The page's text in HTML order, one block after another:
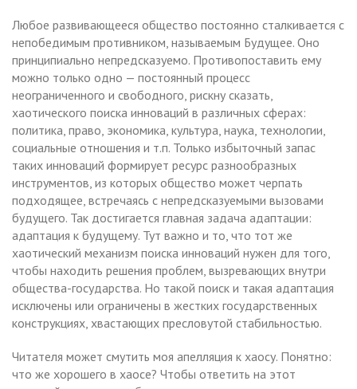
Любое развивающееся общество постоянно сталкивается с
непобедимым противником, называемым Будущее. Оно
принципиально непредсказуемо. Противопоставить ему
можно только одно — постоянный процесс
неограниченного и свободного, рискну сказать,
хаотического поиска инноваций в различных сферах:
политика, право, экономика, культура, наука, технологии,
социальные отношения и т.п. Только избыточный запас
таких инноваций формирует ресурс разнообразных
инструментов, из которых общество может черпать
подходящее, встречаясь с непредсказуемыми вызовами
будущего. Так достигается главная задача адаптации:
адаптация к будущему. Тут важно и то, что тот же
хаотический механизм поиска инноваций нужен для того,
чтобы находить решения проблем, вызревающих внутри
общества-государства. Но такой поиск и такая адаптация
исключены или ограничены в жестких государственных
конструкциях, хвастающих пресловутой стабильностью.
Читателя может смутить моя апелляция к хаосу. Понятно:
что же хорошего в хаосе? Чтобы ответить на этот